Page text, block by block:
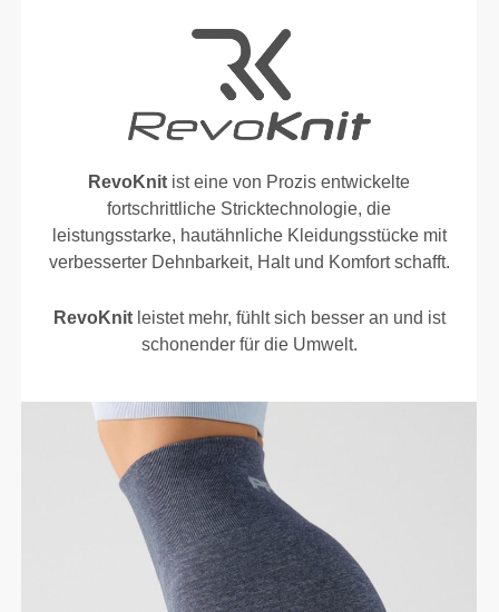
RevoKnit ist eine von Prozis entwickelte
fortschrittliche Stricktechnologie, die
leistungsstarke, hautähnliche Kleidungsstücke mit
verbesserter Dehnbarkeit, Halt und Komfort schafft.
RevoKnitleistet mehr, fühlt sich besser an und ist
schonender für die Umwelt.